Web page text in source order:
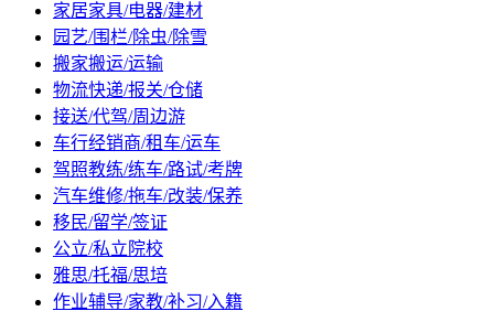
家居家具/电器/建材
园艺/围栏/除虫/除雪
搬家搬运/运输
物流快递/报关/仓储
接送/代驾/周边游
车行经销商/租车/运车
驾照教练/练车/路试/考牌
汽车维修/拖车/改装/保养
移民/留学/签证
公立/私立院校
雅思/托福/思培
作业辅导/家教/补习/入籍